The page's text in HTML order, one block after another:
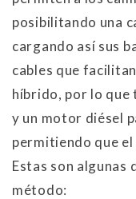
posibilitando una
cargando así sus
cables que
híbrido, por lo que
y un motor diésel
permitiendo que
Estas son algunas
método: